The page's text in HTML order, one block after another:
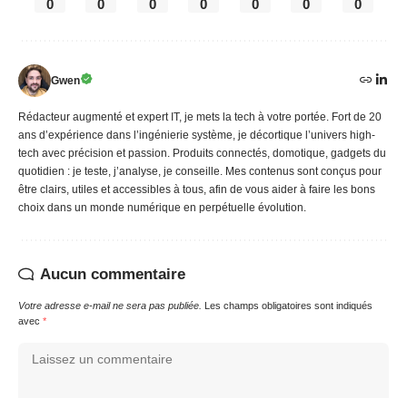
0 0 0 0 0 0 0
Gwen
Rédacteur augmenté et expert IT, je mets la tech à votre portée. Fort de 20
ans d’expérience dans l’ingénierie système, je décortique l’univers high-
tech avec précision et passion. Produits connectés, domotique, gadgets du
quotidien : je teste, j’analyse, je conseille. Mes contenus sont conçus pour
être clairs, utiles et accessibles à tous, afin de vous aider à faire les bons
choix dans un monde numérique en perpétuelle évolution.
Aucun commentaire
Votre adresse e-mail ne sera pas publiée.
Les champs obligatoires sont indiqués
avec *